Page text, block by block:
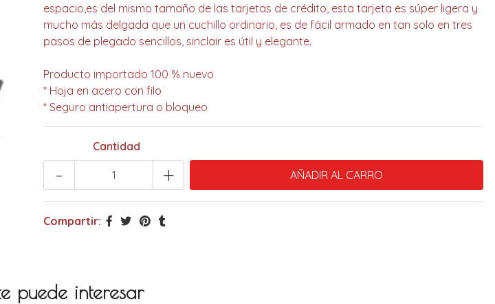
espacio,es del mismo tamaño de las tarjetas de crédito, esta tarjeta es súper ligera y
mucho más delgada que un cuchillo ordinario, es de fácil armado en tan solo en tres
pasos de plegado sencillos, sinclair es útil y elegante.
Producto importado 100 % nuevo
* Hoja en acero con filo
* Seguro antiapertura o bloqueo
Cantidad
+
-
Compartir:
puede interesar